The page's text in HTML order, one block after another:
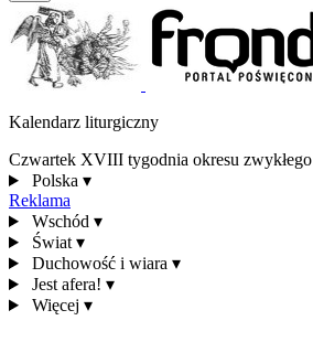
Kalendarz liturgiczny
Czwartek XVIII tygodnia okresu zwykłego
Polska ▾
Reklama
Wschód ▾
Świat ▾
Duchowość i wiara ▾
Jest afera! ▾
Więcej ▾